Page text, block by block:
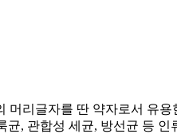
머리글자를 딴 약자로서 유
균, 관합성 세균, 방선균 등